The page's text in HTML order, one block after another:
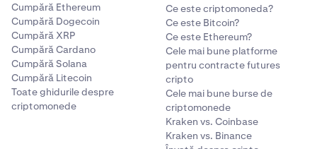
Cumpără Ethereum
Cumpără Dogecoin
Cumpără XRP
Cumpără Cardano
Cumpără Solana
Cumpără Litecoin
Toate ghidurile despre
criptomonede
Ce este criptomoneda?
Ce este Bitcoin?
Ce este Ethereum?
Cele mai bune platforme
pentru contracte futures
cripto
Cele mai bune burse de
criptomonede
Kraken vs. Coinbase
Kraken vs. Binance